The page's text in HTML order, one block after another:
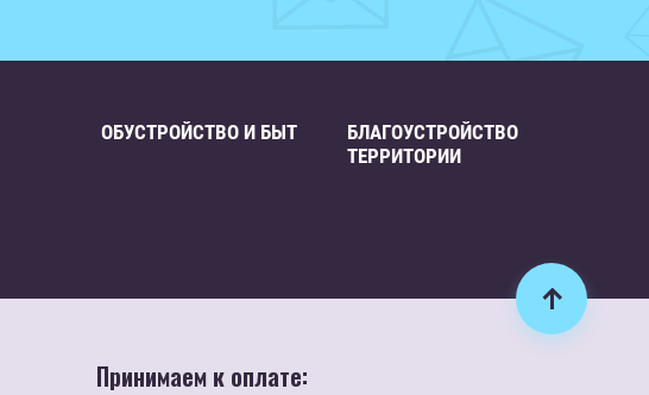
ОБУСТРОЙСТВО И БЫТ
БЛАГОУСТРОЙСТВО
ТЕРРИТОРИИ
Принимаем к оплате: